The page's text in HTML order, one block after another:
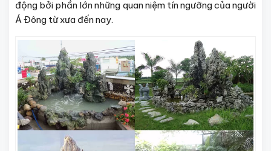
động bởi phần lớn những quan niệm tín ngưỡng của người
Á Đông từ xưa đến nay.